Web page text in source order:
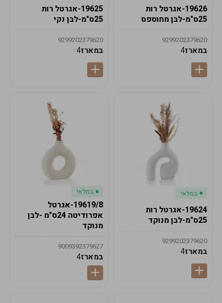
19626-אגרטל רות
25ס"מ-לבן מחוספס
9299202379620
במארז4
19625-אגרטל רות
25ס"מ-לבן נקי
9299202379620
במארז4
במלאי
19624-אגרטל רות
25ס"מ-לבן מנוקד
9299202379620
במארז4
במלאי
19619/8-אגרטל
אפרודיטה 24ס"מ -לבן
מנוקד
9009392379627
במארז4